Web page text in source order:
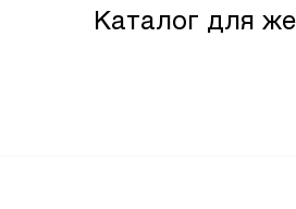
Каталог для